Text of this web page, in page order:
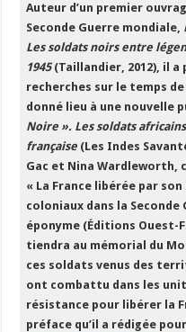
Auteur d’un premier
Seconde Guerre mondiale,
Les soldats noirs entre
1945(Taillandier, 2012), il
recherches sur le temps
donné lieu à une nouvelle
Noire ». Les soldats
française (Les Indes
Gac et Nina Wardleworth,
« La France libérée par
coloniaux dans la
éponyme (Éditions Ouest-
tiendra au mémorial du
ces soldats venus des
ont combattu dans les
résistance pour libérer la
préface qu’il a rédigée